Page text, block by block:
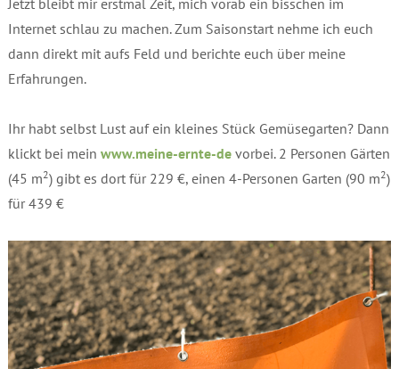
Jetzt bleibt mir erstmal Zeit, mich vorab ein bisschen im
Internet schlau zu machen. Zum Saisonstart nehme ich euch
dann direkt mit aufs Feld und berichte euch über meine
Erfahrungen.
Ihr habt selbst Lust auf ein kleines Stück Gemüsegarten? Dann
klickt bei mein www.meine-ernte-devorbei. 2 Personen Gärten
(45 m2) gibt es dort für 229 €, einen 4-Personen Garten (90 m2)
für 439 €